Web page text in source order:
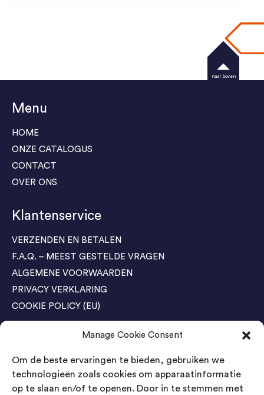
Manage Cookie Consent
Om de beste ervaringen te bieden, gebruiken we
technologieën zoals cookies om apparaatinformatie
op te slaan en/of te openen. Door in te stemmen met
Menu
HOME
ONZE CATALOGUS
CONTACT
OVER ONS
Klantenservice
VERZENDEN EN BETALEN
F.A.Q. – MEEST GESTELDE VRAGEN
ALGEMENE VOORWAARDEN
PRIVACY VERKLARING
COOKIE POLICY (EU)
Agenda Trade Shows
04-05 November / SVG FAIR Winterswijk
Bestel GRATIS kaarten
naar boven